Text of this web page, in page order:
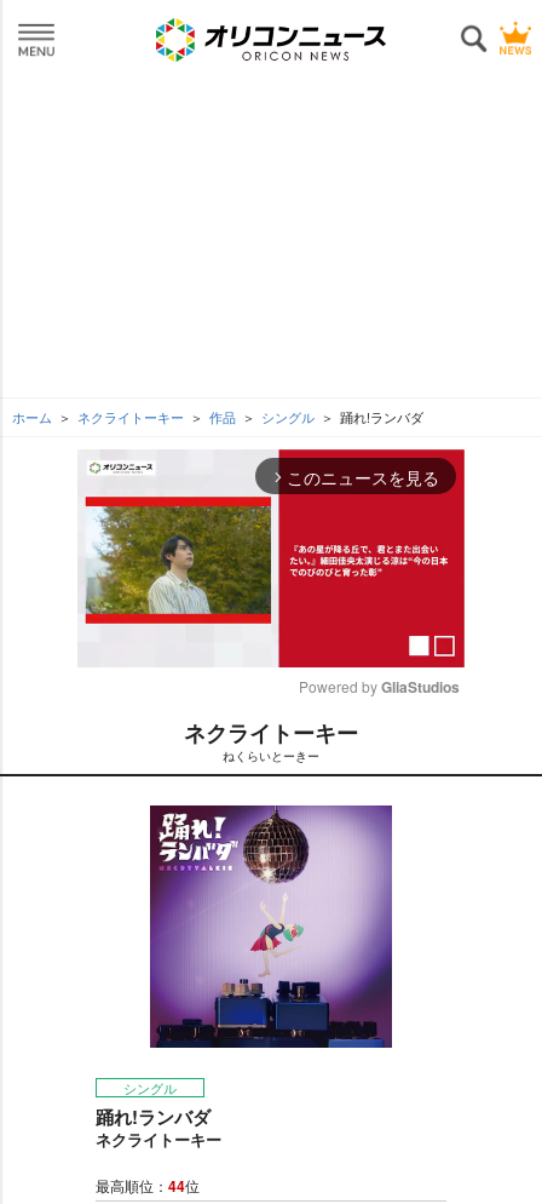
ホーム ネクライトーキー 作品 シングル 踊れ!ランバダ
arrow_forward_ios このニュースを見る
t
e
Powered by GliaStudios
ネクライトーキー
ねくらいとーきー
シングル
踊れ!ランバダ
ネクライトーキー
最高順位： 44位